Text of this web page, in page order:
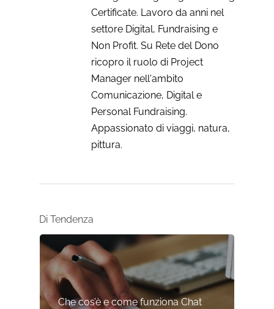
Certificate. Lavoro da anni nel
settore Digital, Fundraising e
Non Profit. Su Rete del Dono
ricopro il ruolo di Project
Manager nell'ambito
Comunicazione, Digital e
Personal Fundraising.
Appassionato di viaggi, natura,
pittura.
Di Tendenza
Che cos’è e come funziona Chat